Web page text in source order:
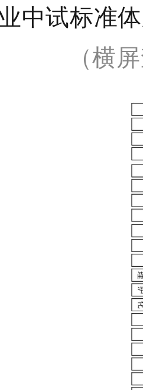
试标准体
（横